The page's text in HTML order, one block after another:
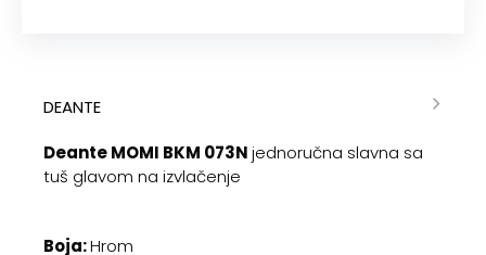
DEANTE
Deante MOMI BKM 073Njednoručna slavna sa
tuš glavom na izvlačenje
Boja:Hrom